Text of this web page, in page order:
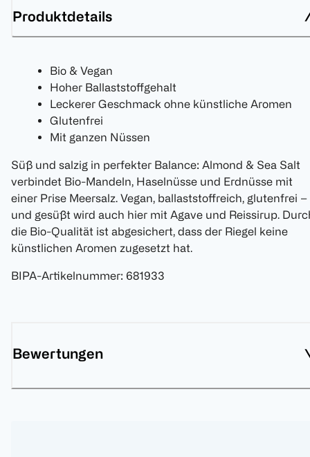
Produktdetails
Bio & Vegan
Hoher Ballaststoffgehalt
Leckerer Geschmack ohne künstliche Aromen
Glutenfrei
Mit ganzen Nüssen
Süß und salzig in perfekter Balance: Almond & Sea Salt
verbindet Bio-Mandeln, Haselnüsse und Erdnüsse mit
einer Prise Meersalz. Vegan, ballaststoffreich, glutenfrei –
und gesüßt wird auch hier mit Agave und Reissirup.
die Bio-Qualität ist abgesichert, dass der Riegel keine
künstlichen Aromen zugesetzt hat.
BIPA-Artikelnummer: 681933
Bewertungen